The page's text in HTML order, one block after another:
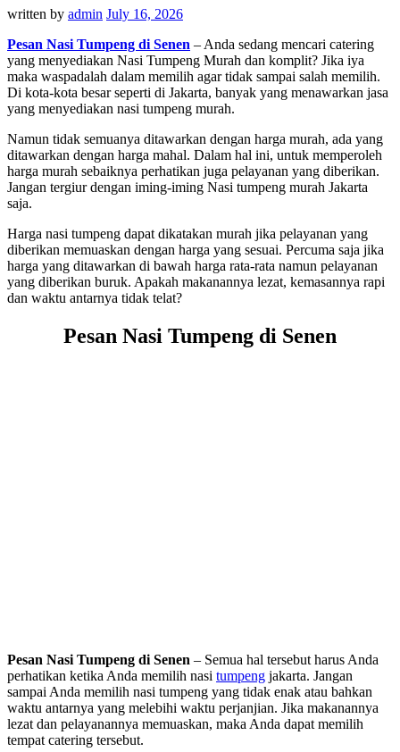
written by admin July 16, 2026
Pesan Nasi Tumpeng di Senen – Anda sedang mencari catering
yang menyediakan Nasi Tumpeng Murah dan komplit? Jika iya
maka waspadalah dalam memilih agar tidak sampai salah memilih.
Di kota-kota besar seperti di Jakarta, banyak yang menawarkan jasa
yang menyediakan nasi tumpeng murah.
Namun tidak semuanya ditawarkan dengan harga murah, ada yang
ditawarkan dengan harga mahal. Dalam hal ini, untuk memperoleh
harga murah sebaiknya perhatikan juga pelayanan yang diberikan.
Jangan tergiur dengan iming-iming Nasi tumpeng murah Jakarta
saja.
Harga nasi tumpeng dapat dikatakan murah jika pelayanan yang
diberikan memuaskan dengan harga yang sesuai. Percuma saja jika
harga yang ditawarkan di bawah harga rata-rata namun pelayanan
yang diberikan buruk. Apakah makanannya lezat, kemasannya rapi
dan waktu antarnya tidak telat?
Pesan Nasi Tumpeng di Senen
Pesan Nasi Tumpeng di Senen – Semua hal tersebut harus Anda
perhatikan ketika Anda memilih nasi tumpeng jakarta. Jangan
sampai Anda memilih nasi tumpeng yang tidak enak atau bahkan
waktu antarnya yang melebihi waktu perjanjian. Jika makanannya
lezat dan pelayanannya memuaskan, maka Anda dapat memilih
tempat catering tersebut.